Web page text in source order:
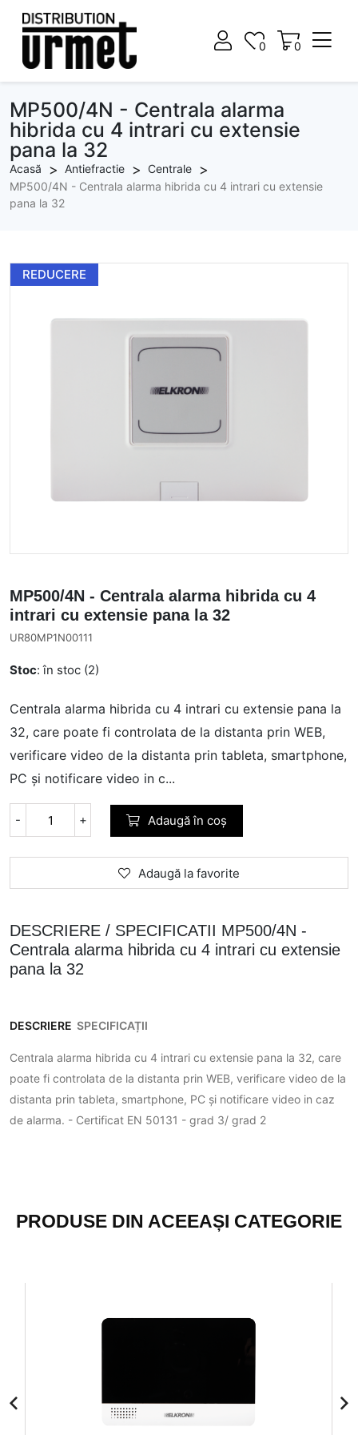
0
0 0
MP500/4N - Centrala alarma
hibrida cu 4 intrari cu extensie
pana la 32
Acasă Antiefractie
Centrale
MP500/4N - Centrala alarma hibrida cu 4 intrari cu extensie
pana la 32
REDUCERE
MP500/4N - Centrala alarma hibrida cu 4
intrari cu extensie pana la 32
UR80MP1N00111
Stoc: în stoc (2)
Centrala alarma hibrida cu 4 intrari cu extensie pana la
32, care poate fi controlata de la distanta prin WEB,
verificare video de la distanta prin tableta, smartphone,
PC și notificare video in c...
- + Adaugă în coș
Adaugă la favorite
DESCRIERE / SPECIFICATII MP500/4N -
Centrala alarma hibrida cu 4 intrari cu extensie
pana la 32
DESCRIERE SPECIFICAȚII
Centrala alarma hibrida cu 4 intrari cu extensie pana la 32, care
poate fi controlata de la distanta prin WEB, verificare video de la
distanta prin tableta, smartphone, PC și notificare video in caz
de alarma. - Certificat EN 50131 - grad 3/ grad 2
PRODUSE DIN ACEEAȘI CATEGORIE